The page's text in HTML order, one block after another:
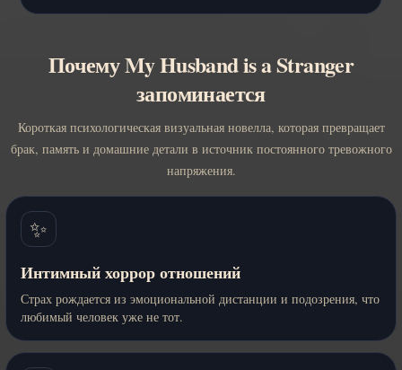
Почему My Husband is a Stranger
запоминается
Короткая психологическая визуальная новелла, которая превращает
брак, память и домашние детали в источник постоянного тревожного
напряжения.
✨
Интимный хоррор отношений
Страх рождается из эмоциональной дистанции и подозрения, что
любимый человек уже не тот.